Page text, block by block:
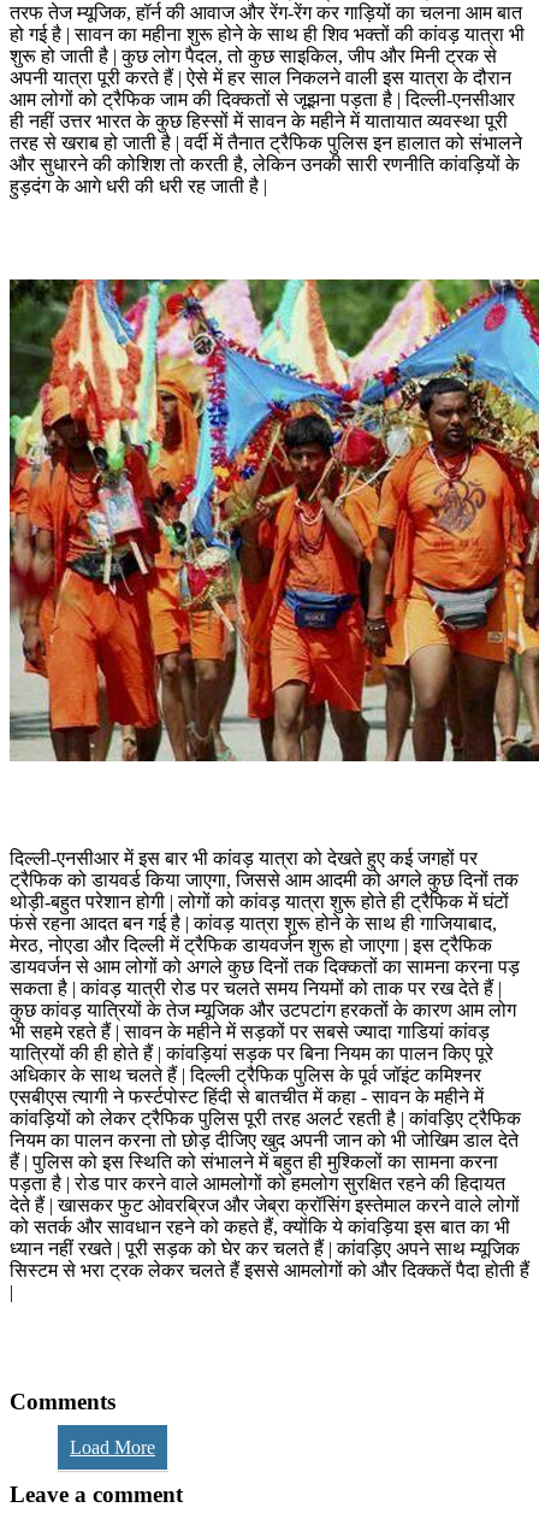
तरफ तेज म्यूजिक, हॉर्न की आवाज और रेंग-रेंग कर गाड़ियों का चलना आम बात
हो गई है | सावन का महीना शुरू होने के साथ ही शिव भक्तों की कांवड़ यात्रा भी
शुरू हो जाती है | कुछ लोग पैदल, तो कुछ साइकिल, जीप और मिनी ट्रक से
अपनी यात्रा पूरी करते हैं | ऐसे में हर साल निकलने वाली इस यात्रा के दौरान
आम लोगों को ट्रैफिक जाम की दिक्कतों से जूझना पड़ता है | दिल्ली-एनसीआर
ही नहीं उत्तर भारत के कुछ हिस्सों में सावन के महीने में यातायात व्यवस्था पूरी
तरह से खराब हो जाती है | वर्दी में तैनात ट्रैफिक पुलिस इन हालात को संभालने
और सुधारने की कोशिश तो करती है, लेकिन उनकी सारी रणनीति कांवड़ियों के
हुड़दंग के आगे धरी की धरी रह जाती है |
दिल्ली-एनसीआर में इस बार भी कांवड़ यात्रा को देखते हुए कई जगहों पर
ट्रैफिक को डायवर्ड किया जाएगा, जिससे आम आदमी को अगले कुछ दिनों तक
थोड़ी-बहुत परेशान होगी | लोगों को कांवड़ यात्रा शुरू होते ही ट्रैफिक में घंटों
फंसे रहना आदत बन गई है | कांवड़ यात्रा शुरू होने के साथ ही गाजियाबाद,
मेरठ, नोएडा और दिल्ली में ट्रैफिक डायवर्जन शुरू हो जाएगा | इस ट्रैफिक
डायवर्जन से आम लोगों को अगले कुछ दिनों तक दिक्कतों का सामना करना पड़
सकता है | कांवड़ यात्री रोड पर चलते समय नियमों को ताक पर रख देते हैं |
कुछ कांवड़ यात्रियों के तेज म्यूजिक और उटपटांग हरकतों के कारण आम लोग
भी सहमे रहते हैं | सावन के महीने में सड़कों पर सबसे ज्यादा गाडियां कांवड़
यात्रियों की ही होते हैं | कांवड़ियां सड़क पर बिना नियम का पालन किए पूरे
अधिकार के साथ चलते हैं | दिल्ली ट्रैफिक पुलिस के पूर्व जॉइंट कमिश्नर
एसबीएस त्यागी ने फर्स्टपोस्ट हिंदी से बातचीत में कहा - सावन के महीने में
कांवड़ियों को लेकर ट्रैफिक पुलिस पूरी तरह अलर्ट रहती है | कांवड़िए ट्रैफिक
नियम का पालन करना तो छोड़ दीजिए खुद अपनी जान को भी जोखिम डाल देते
हैं | पुलिस को इस स्थिति को संभालने में बहुत ही मुश्किलों का सामना करना
पड़ता है | रोड पार करने वाले आमलोगों को हमलोग सुरक्षित रहने की हिदायत
देते हैं | खासकर फुट ओवरब्रिज और जेब्रा क्रॉसिंग इस्तेमाल करने वाले लोगों
को सतर्क और सावधान रहने को कहते हैं, क्योंकि ये कांवड़िया इस बात का भी
ध्यान नहीं रखते | पूरी सड़क को घेर कर चलते हैं | कांवड़िए अपने साथ म्यूजिक
सिस्टम से भरा ट्रक लेकर चलते हैं इससे आमलोगों को और दिक्कतें पैदा होती हैं
|
Comments
Load More
Leave a comment